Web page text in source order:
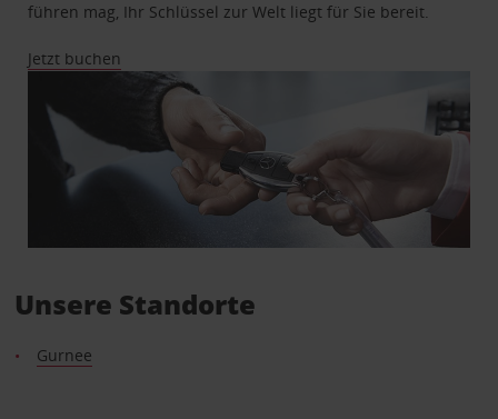
führen mag, Ihr Schlüssel zur Welt liegt für Sie bereit.
Jetzt buchen
Unsere Standorte
Gurnee